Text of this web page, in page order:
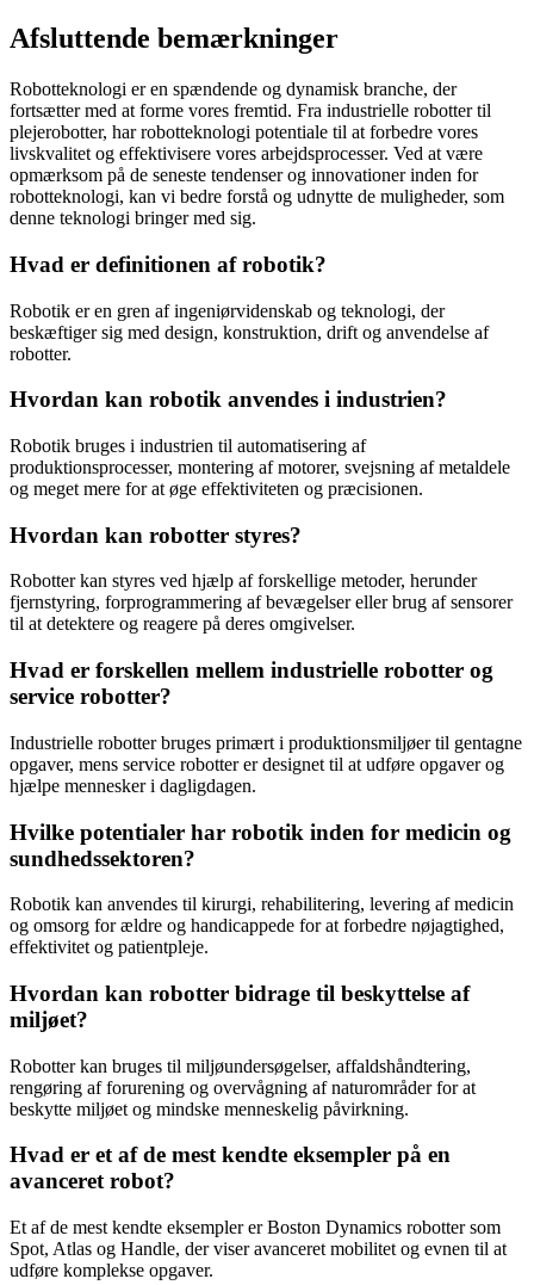
Afsluttende bemærkninger
Robotteknologi er en spændende og dynamisk branche, der
fortsætter med at forme vores fremtid. Fra industrielle robotter til
plejerobotter, har robotteknologi potentiale til at forbedre vores
livskvalitet og effektivisere vores arbejdsprocesser. Ved at være
opmærksom på de seneste tendenser og innovationer inden for
robotteknologi, kan vi bedre forstå og udnytte de muligheder, som
denne teknologi bringer med sig.
Hvad er definitionen af robotik?
Robotik er en gren af ingeniørvidenskab og teknologi, der
beskæftiger sig med design, konstruktion, drift og anvendelse af
robotter.
Hvordan kan robotik anvendes i industrien?
Robotik bruges i industrien til automatisering af
produktionsprocesser, montering af motorer, svejsning af metaldele
og meget mere for at øge effektiviteten og præcisionen.
Hvordan kan robotter styres?
Robotter kan styres ved hjælp af forskellige metoder, herunder
fjernstyring, forprogrammering af bevægelser eller brug af sensorer
til at detektere og reagere på deres omgivelser.
Hvad er forskellen mellem industrielle robotter og
service robotter?
Industrielle robotter bruges primært i produktionsmiljøer til gentagne
opgaver, mens service robotter er designet til at udføre opgaver og
hjælpe mennesker i dagligdagen.
Hvilke potentialer har robotik inden for medicin og
sundhedssektoren?
Robotik kan anvendes til kirurgi, rehabilitering, levering af medicin
og omsorg for ældre og handicappede for at forbedre nøjagtighed,
effektivitet og patientpleje.
Hvordan kan robotter bidrage til beskyttelse af
miljøet?
Robotter kan bruges til miljøundersøgelser, affaldshåndtering,
rengøring af forurening og overvågning af naturområder for at
beskytte miljøet og mindske menneskelig påvirkning.
Hvad er et af de mest kendte eksempler på en
avanceret robot?
Et af de mest kendte eksempler er Boston Dynamics robotter som
Spot, Atlas og Handle, der viser avanceret mobilitet og evnen til at
udføre komplekse opgaver.